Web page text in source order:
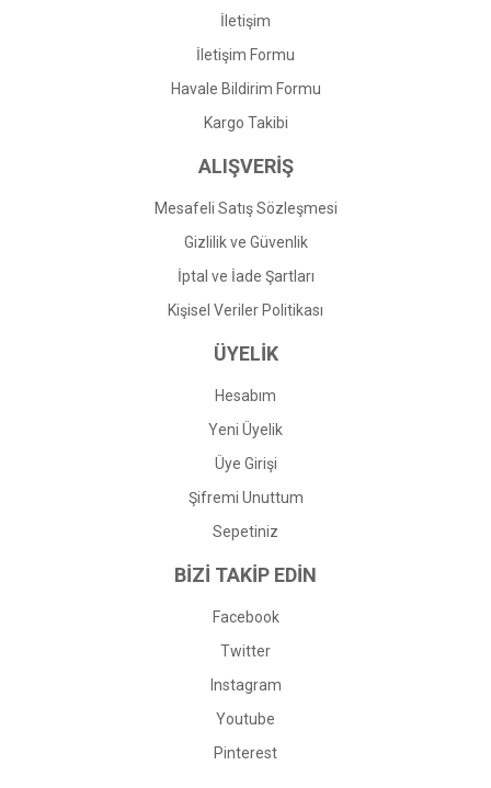
Gönder
İletişim
İletişim Formu
Havale Bildirim Formu
Kargo Takibi
ALIŞVERİŞ
Mesafeli Satış Sözleşmesi
Gizlilik ve Güvenlik
İptal ve İade Şartları
Kişisel Veriler Politikası
ÜYELİK
Hesabım
Yeni Üyelik
Üye Girişi
Şifremi Unuttum
Sepetiniz
BİZİ TAKİP EDİN
Facebook
Twitter
Instagram
Youtube
Pinterest